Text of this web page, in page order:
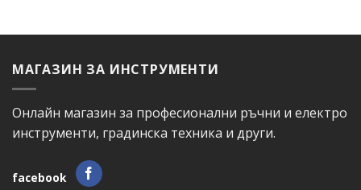
МАГАЗИН ЗА ИНСТРУМЕНТИ
Онлайн магазин за професионални ръчни и електро
инструменти, градинска техника и други.
facebook